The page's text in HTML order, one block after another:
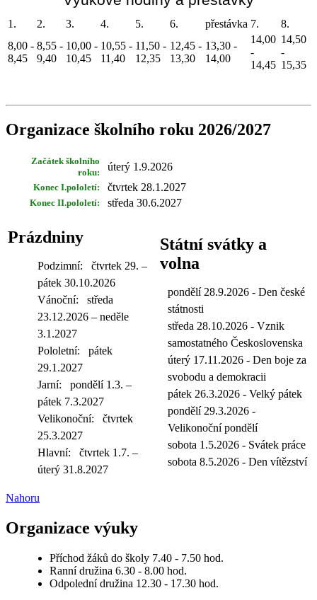
1. 2. 3. 4. 5. 6. přestávka 7.
8.
8,00 -
8,45
8,55 -
9,40
10,00 -
10,45
10,55 -
11,40
11,50 -
12,35
12,45 -
13,30
13,30 -
14,00
14,00
-
14,45
14,50
-
15,35
Organizace školního roku 2026/2027
Začátek školního
roku:
úterý 1.9.2026
Konec I.pololetí: čtvrtek 28.1.2027
Konec II.pololetí: středa 30.6.2027
Prázdniny
Podzimní:
čtvrtek 29. –
pátek 30.10.2026
Vánoční:
středa
23.12.2026 – neděle
3.1.2027
Pololetní:
pátek
29.1.2027
Jarní:
pondělí 1.3. –
pátek 7.3.2027
Velikonoční:
čtvrtek
25.3.2027
Hlavní:
čtvrtek 1.7. –
úterý 31.8.2027
Státní svátky a
volna
pondělí 28.9.2026 - Den české
státnosti
středa 28.10.2026 - Vznik
samostatného Československa
úterý 17.11.2026 - Den boje za
svobodu a demokracii
pátek 26.3.2026 - Velký pátek
pondělí 29.3.2026 -
Velikonoční pondělí
sobota 1.5.2026 - Svátek práce
sobota 8.5.2026 - Den vítězství
Nahoru
Organizace výuky
Příchod žáků do školy 7.40 - 7.50 hod.
Ranní družina 6.30 - 8.00 hod.
Odpolední družina 12.30 - 17.30 hod.